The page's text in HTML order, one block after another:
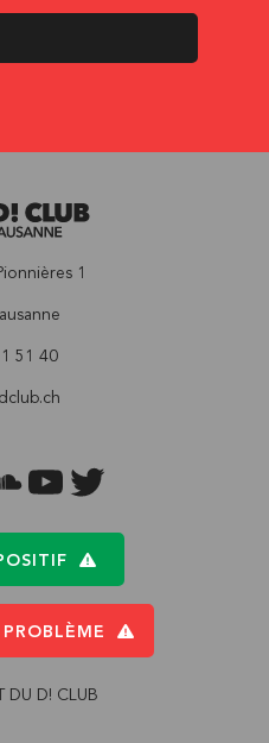
1
51 40
YOUTUBETWITTER
DU D! CLUB